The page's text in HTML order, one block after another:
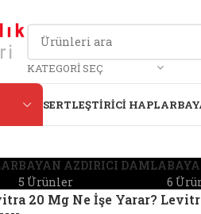
KATEGORI SEÇ
SERTLEŞTIRICI HAPLAR
BAYAN AZDIRICI DAMLA
5 Ürünler
6
20 Mg Ne İşe Yarar?